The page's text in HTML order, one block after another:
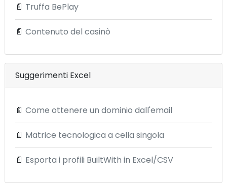
📄 Truffa BePlay
📄 Contenuto del casinò
Suggerimenti Excel
📄 Come ottenere un dominio dall'email
📄 Matrice tecnologica a cella singola
📄 Esporta i profili BuiltWith in Excel/CSV